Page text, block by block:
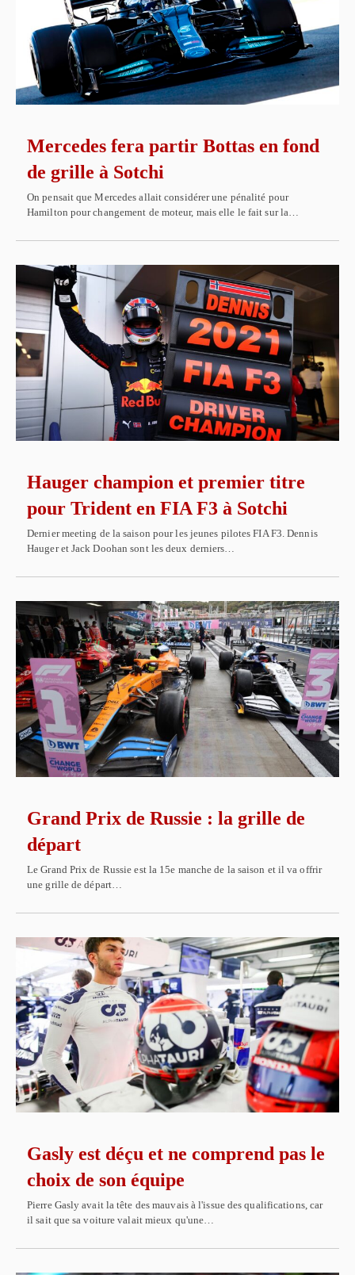
Mercedes fera partir Bottas en fond
de grille à Sotchi
On pensait que Mercedes allait considérer une pénalité pour
Hamilton pour changement de moteur, mais elle le fait sur la…
Hauger champion et premier titre
pour Trident en FIA F3 à Sotchi
Dernier meeting de la saison pour les jeunes pilotes FIA F3. Dennis
Hauger et Jack Doohan sont les deux derniers…
Grand Prix de Russie : la grille de
départ
Le Grand Prix de Russie est la 15e manche de la saison et il va offrir
une grille de départ…
Gasly est déçu et ne comprend pas le
choix de son équipe
Pierre Gasly avait la tête des mauvais à l'issue des qualifications, car
il sait que sa voiture valait mieux qu'une…